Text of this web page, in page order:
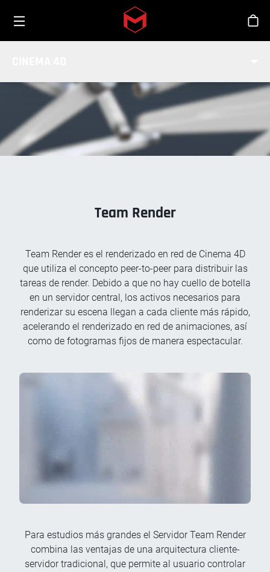
Skip to main content
Team Render
Team Render es el renderizado en red de Cinema 4D
que utiliza el concepto peer-to-peer para distribuir las
tareas de render. Debido a que no hay cuello de botella
en un servidor central, los activos necesarios para
renderizar su escena llegan a cada cliente más rápido,
acelerando el renderizado en red de animaciones, así
como de fotogramas fijos de manera espectacular.
Para estudios más grandes el Servidor Team Render
combina las ventajas de una arquitectura cliente-
servidor tradicional, que permite al usuario controlar